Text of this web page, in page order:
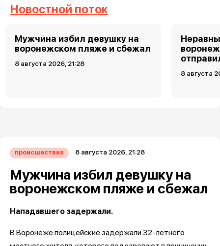
Новостной поток
Мужчина избил девушку на
воронежском пляже и сбежал
8 августа 2026, 21:28
8 августа
происшествия 8 августа 2026, 21:28
Мужчина избил девушку на
воронежском пляже и сбежал
Нападавшего задержали.
В Воронеже полицейские задержали 32-летнего